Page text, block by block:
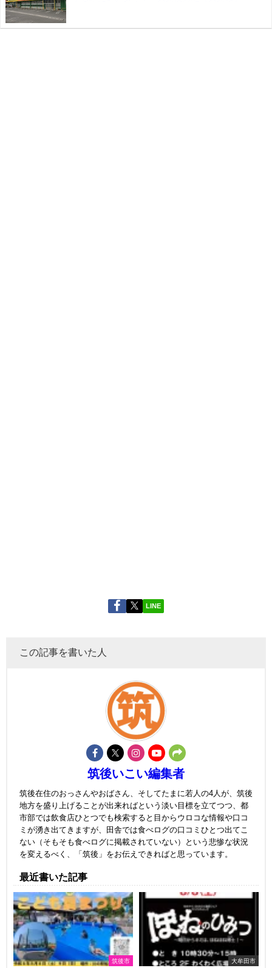
LINE
この記事を書いた人
筑後いこい編集者
筑後在住のおっさんやおばさん、そしてたまに若人の4人が、筑後
地方を盛り上げることが出来ればという淡い目標を立てつつ、都
市部では飲食店ひとつでも検索すると目からウロコな情報や口コ
ミが湧き出てきますが、田舎では食べログの口コミひとつ出てこ
ない（そもそも食べログに掲載されていない）という悲惨な状況
を変えるべく、「筑後」をお伝えできればと思っています。
最近書いた記事
筑後市 大牟田市